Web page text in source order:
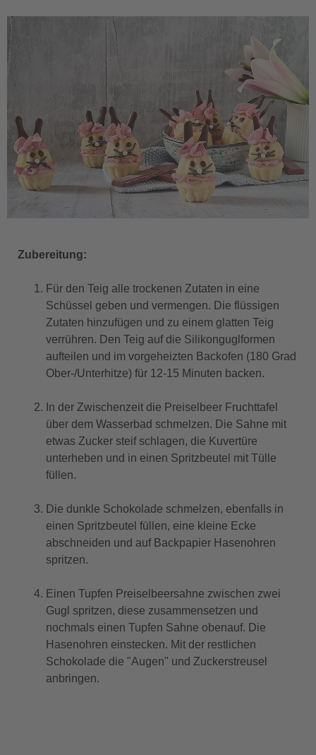
Zubereitung:
Für den Teig alle trockenen Zutaten in eine
Schüssel geben und vermengen. Die flüssigen
Zutaten hinzufügen und zu einem glatten Teig
verrühren. Den Teig auf die Silikonguglformen
aufteilen und im vorgeheizten Backofen (180 Grad
Ober-/Unterhitze) für 12-15 Minuten backen.
In der Zwischenzeit die Preiselbeer Fruchttafel
über dem Wasserbad schmelzen. Die Sahne mit
etwas Zucker steif schlagen, die Kuvertüre
unterheben und in einen Spritzbeutel mit Tülle
füllen.
Die dunkle Schokolade schmelzen, ebenfalls in
einen Spritzbeutel füllen, eine kleine Ecke
abschneiden und auf Backpapier Hasenohren
spritzen.
Einen Tupfen Preiselbeersahne zwischen zwei
Gugl spritzen, diese zusammensetzen und
nochmals einen Tupfen Sahne obenauf. Die
Hasenohren einstecken. Mit der restlichen
Schokolade die "Augen" und Zuckerstreusel
anbringen.